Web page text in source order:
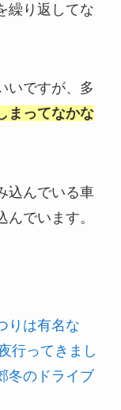
繰り返してな
いですが、多
まってなかな
込んでいる車
でいます。
りは有名な
行ってきまし
冬のドライブ